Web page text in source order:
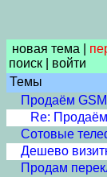
новая тема
поиск
войти
Темы
Продаём
Re:
Сотовые
Дешево
Продам